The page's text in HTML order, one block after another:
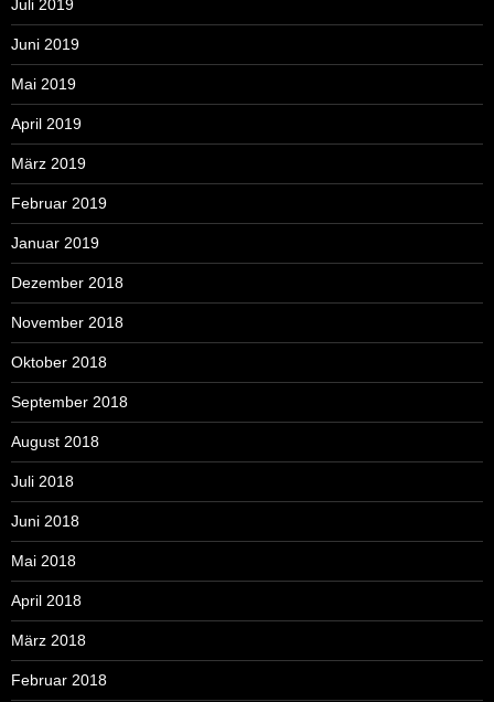
Juli 2019
Juni 2019
Mai 2019
April 2019
März 2019
Februar 2019
Januar 2019
Dezember 2018
November 2018
Oktober 2018
September 2018
August 2018
Juli 2018
Juni 2018
Mai 2018
April 2018
März 2018
Februar 2018